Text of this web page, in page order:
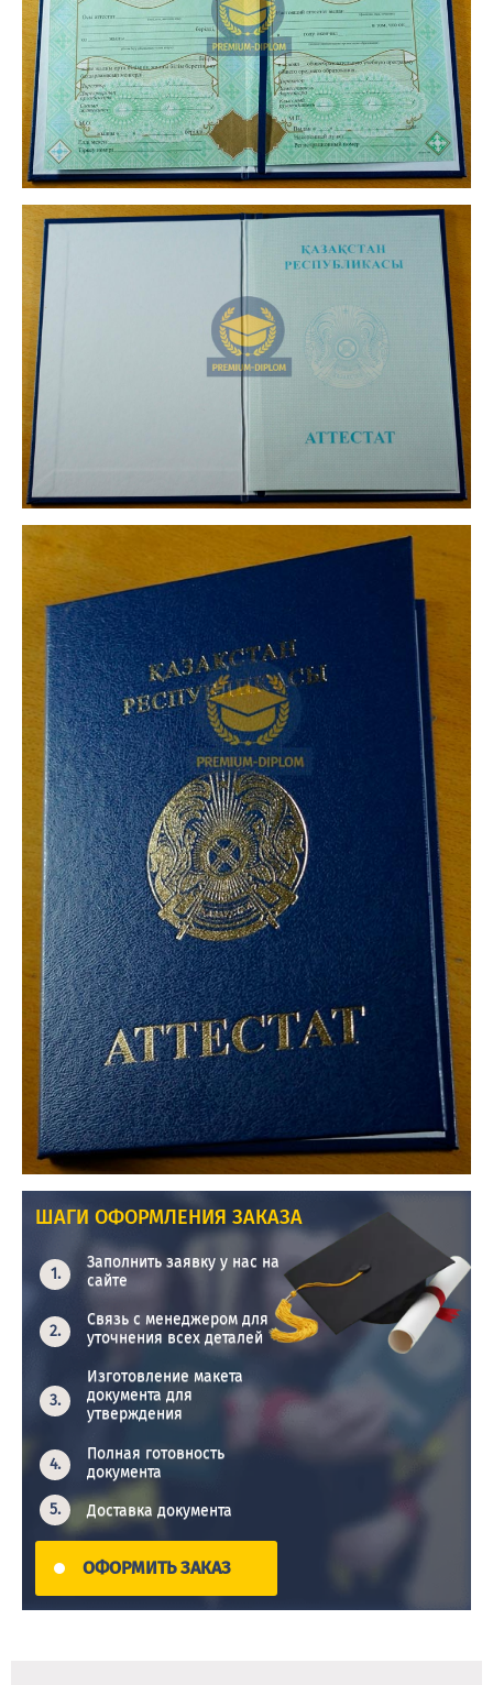
ШАГИ ОФОРМЛЕНИЯ ЗАКАЗА
Заполнить заявку у нас на
сайте
Связь с менеджером для
уточнения всех деталей
Изготовление макета
документа для
утверждения
Полная готовность
документа
Доставка документа
ОФОРМИТЬ ЗАКАЗ